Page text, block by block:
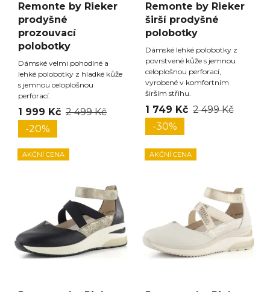
Remonte by Rieker
prodyšné
prozouvací
polobotky
Dámské velmi pohodlné a
lehké polobotky z hladké kůže
s jemnou celoplošnou
perforací.
1 999 Kč 2 499 Kč
-20%
Remonte by Rieker
širší prodyšné
polobotky
Dámské lehké polobotky z
povrstvené kůže s jemnou
celoplošnou perforací,
vyrobené v komfortním
širším střihu.
1 749 Kč 2 499 Kč
-30%
AKČNÍ CENA AKČNÍ CENA